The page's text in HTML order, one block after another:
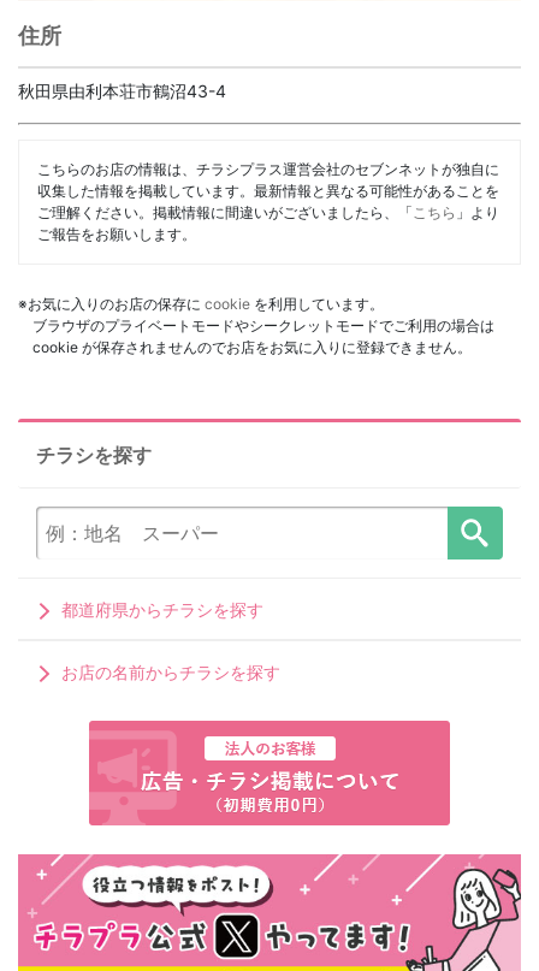
住所
秋田県由利本荘市鶴沼43-4
こちらのお店の情報は、チラシプラス運営会社のセブンネットが独自に
収集した情報を掲載しています。最新情報と異なる可能性があることを
ご理解ください。掲載情報に間違いがございましたら、「 こちら 」より
ご報告をお願いします。
※お気に入りのお店の保存に cookie を利用しています。
ブラウザのプライベートモードやシークレットモードでご利用の場合は
cookie が保存されませんのでお店をお気に入りに登録できません。
チラシを探す
都道府県からチラシを探す
お店の名前からチラシを探す